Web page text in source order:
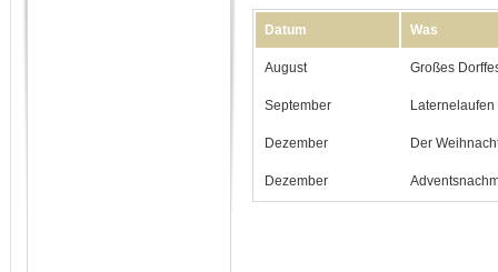
Datum Was
August Großes
September Laternelaufen
Dezember Der
Dezember